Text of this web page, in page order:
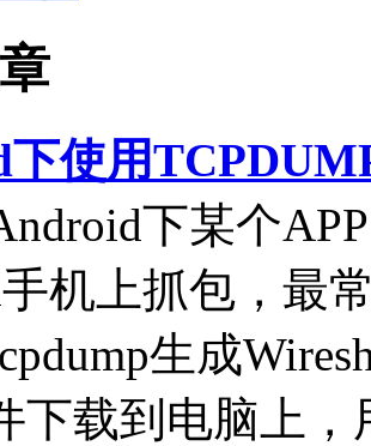
使用
下某个
机上抓包，最
生成
下载到电脑上，